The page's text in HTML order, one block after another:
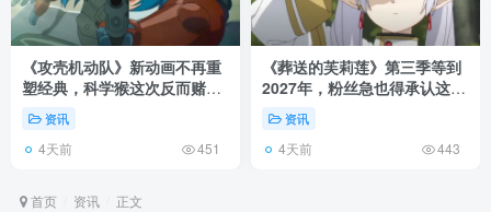
《攻壳机动队》新动画不再重
塑经典，科学猴这次反而赌对
了！资讯
4天前 451
《葬送的芙莉莲》第三季等到
2027年，粉丝急也得承认这次
慢得有道理！
资讯
4天前 443
首页 资讯 正文